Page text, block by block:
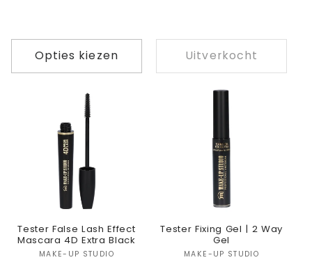
Opties kiezen Uitverkocht
Tester False Lash Effect
Mascara 4D Extra Black
Verkoper:
MAKE-UP STUDIO
Tester Fixing Gel | 2 Way
Gel
Verkoper:
MAKE-UP STUDIO